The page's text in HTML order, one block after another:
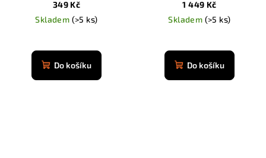
349 Kč
Skladem (>5 ks)
hodnocení
produktu
Do košíku
1 449 Kč
Skladem (>5 ks)
hodnocení
produktu
Do košíku